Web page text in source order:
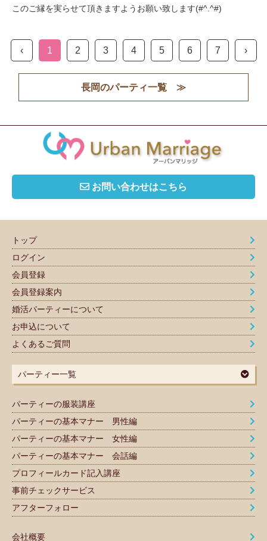
このご縁を実らせて頂きますようお願い致します(#^.^#)
‹ 1 2 3 4 5 6 7 ›
長岡のパーティ一覧 ≫
お問い合わせはこちら
トップ
ログイン
会員登録
会員登録案内
婚活パーティーについて
お申込について
よくあるご質問
パーティー一覧
パーティーの服装講座
パーティーの基本マナー 男性編
パーティーの基本マナー 女性編
パーティーの基本マナー 会話編
プロフィールカード記入講座
事前チェックサービス
アフターフォロー
会社概要